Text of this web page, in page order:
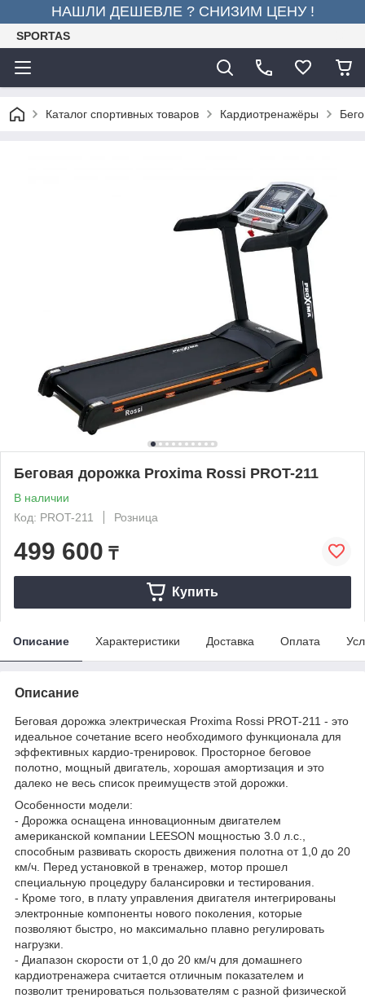
НАШЛИ ДЕШЕВЛЕ ? СНИЗИМ ЦЕНУ !
SPORTAS
Каталог спортивных товаров Кардиотренажёры
Беговая дорожка Proxima Rossi PROT-211
В наличии
Код: PROT-211
Розница
499 600 ₸
Купить
Описание Характеристики Доставка Оплата
Описание
Беговая дорожка электрическая Proxima Rossi PROT-211 - это
идеальное сочетание всего необходимого функционала для
эффективных кардио-тренировок. Просторное беговое
полотно, мощный двигатель, хорошая амортизация и это
далеко не весь список преимуществ этой дорожки.
Особенности модели:
- Дорожка оснащена инновационным двигателем
американской компании LEESON мощностью 3.0 л.с.,
способным развивать скорость движения полотна от 1,0 до 20
км/ч. Перед установкой в тренажер, мотор прошел
специальную процедуру балансировки и тестирования.
- Кроме того, в плату управления двигателя интегрированы
электронные компоненты нового поколения, которые
позволяют быстро, но максимально плавно регулировать
нагрузки.
- Диапазон скорости от 1,0 до 20 км/ч для домашнего
кардиотренажера считается отличным показателем и
позволит тренироваться пользователям с разной физической